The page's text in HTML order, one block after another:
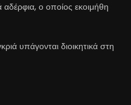
ο οποίος εκοιμήθη
υπάγονται διοικητικά στη